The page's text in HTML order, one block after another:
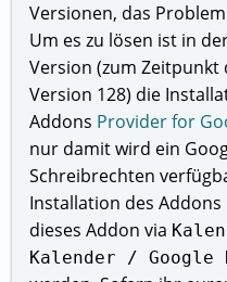
Versionen, das
Um es zu lösen ist in
Version (zum
Version 128) die
Addons Provider for
nur damit wird ein
Schreibrechten
Installation des
dieses Addon via
Kalender / Google